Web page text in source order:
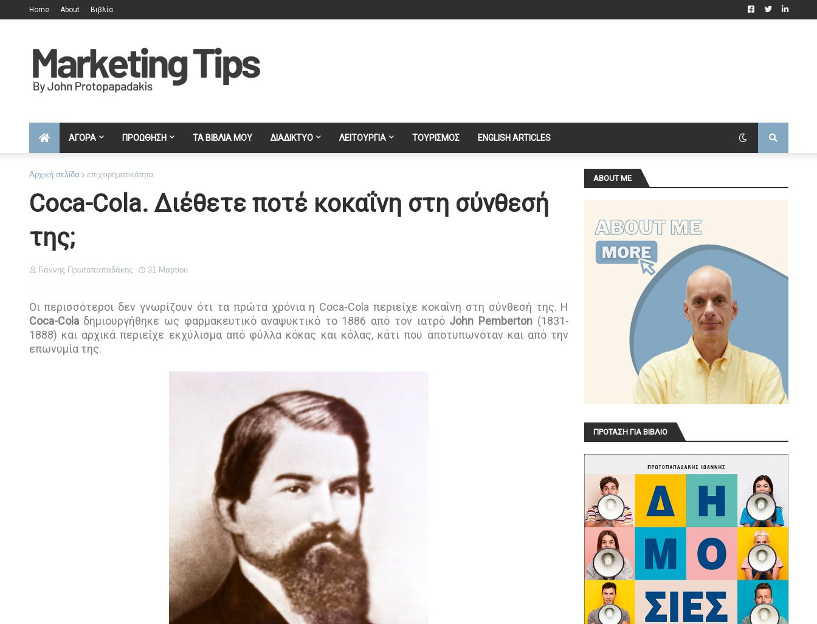
Home About Βιβλία
ΑΓΟΡΑ ΠΡΟΩΘΗΣΗ ΤΑ ΒΙΒΛΙΑ ΜΟΥ ΔΙΑΔΙΚΤΥΟ ΛΕΙΤΟΥΡΓΙΑ ΤΟΥΡΙΣΜΟΣ ENGLISH ARTICLES
Αρχική σελίδα επιχειρηματικότητα
Coca-Cola. Διέθετε ποτέ κοκαΐνη στη σύνθεσή
της;
Γιάννης Πρωτοπαπαδάκης 31 Μαρτίου
Οι περισσότεροι δεν γνωρίζουν ότι τα πρώτα χρόνια η Coca-Cola περιείχε κοκαΐνη στη σύνθεσή της. Η
Coca-Colaδημιουργήθηκε ως φαρμακευτικό αναψυκτικό το 1886 από τον ιατρό John Pemberton(1831-
1888) και αρχικά περιείχε εκχύλισμα από φύλλα κόκας και κόλας, κάτι που αποτυπωνόταν και από την
επωνυμία της.
ABOUT ME
ΠΡΟΤΑΣΗ ΓΙΑ ΒΙΒΛΙΟ